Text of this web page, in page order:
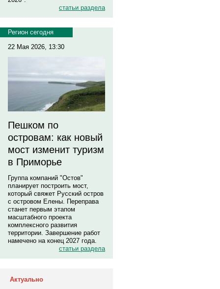
статьи раздела
Регион сегодня
22 Мая 2026, 13:30
Пешком по
островам: как новый
мост изменит туризм
в Приморье
Группа компаний "Остов"
планирует построить мост,
который свяжет Русский остров
с островом Елены. Переправа
станет первым этапом
масштабного проекта
комплексного развития
территории. Завершение работ
намечено на конец 2027 года.
статьи раздела
Актуально